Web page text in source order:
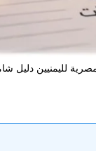
لليمنيين دليل